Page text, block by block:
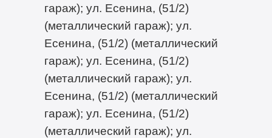
гараж); ул. Есенина, (51/2)
(металлический гараж); ул.
Есенина, (51/2) (металлический
гараж); ул. Есенина, (51/2)
(металлический гараж); ул.
Есенина, (51/2) (металлический
гараж); ул. Есенина, (51/2)
(металлический гараж); ул.